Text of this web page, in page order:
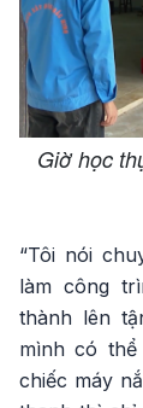
Giờ học
“Tôi nói
làm công
thành lên
mình có
chiếc máy